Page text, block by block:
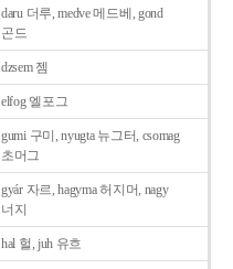
daru 더루, medve 메드베, gond
곤드
dzsem 젬
elfog 엘포그
gumi 구미, nyugta 뉴그터, csomag
초머그
gyár 자르, hagyma 허지머, nagy
너지
hal 헐, juh 유흐